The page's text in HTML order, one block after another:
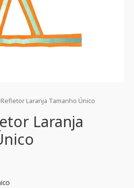
Laranja Tamanho Único
Laranja